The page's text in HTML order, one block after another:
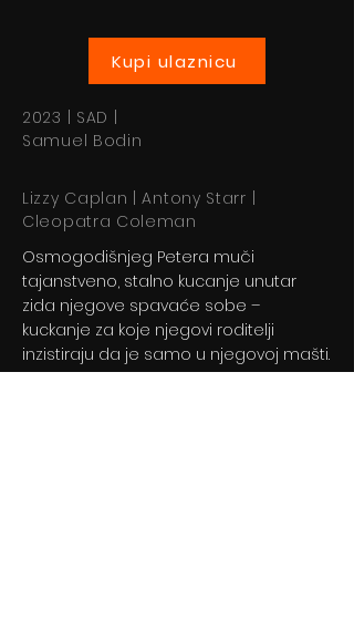
Kupi ulaznicu
2023 | SAD |
Samuel Bodin
Lizzy Caplan | Antony Starr |
Cleopatra Coleman
Osmogodišnjeg Petera muči
tajanstveno, stalno kucanje unutar
zida njegove spavaće sobe –
kuckanje za koje njegovi roditelji
inzistiraju da je samo u njegovoj mašti.